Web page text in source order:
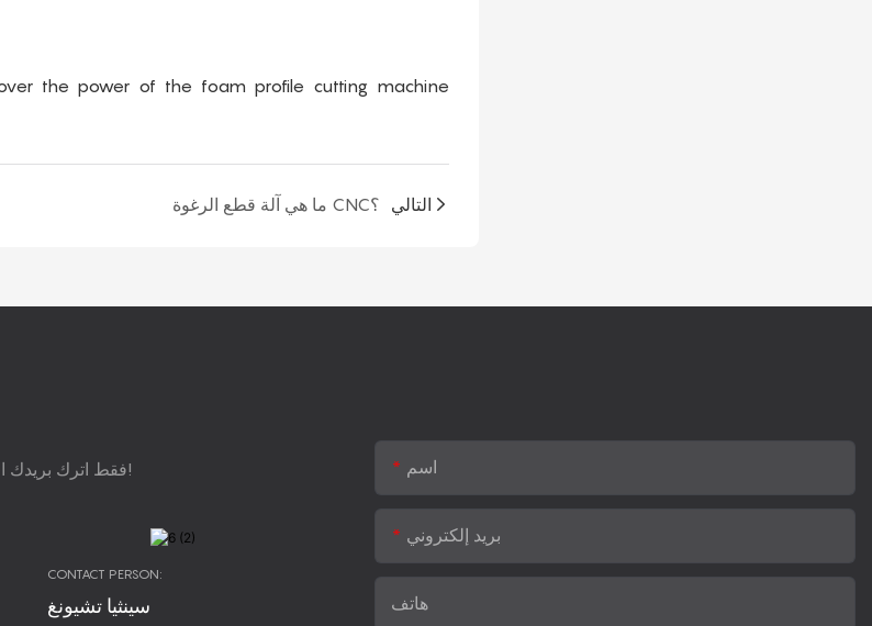
the power of the foam profile cutting machine
ما هي آلة قطع الرغوة CNC؟ التالي
فقط اترك بريدك الإلكتروني أو رقم هاتفك في نموذج الاتصال حتى نتمكن من إرسال اقتراح مجاني إليك!
CONTACT PERSON:
سينثيا تشيونغ
اسم
بريد إلكتروني
هاتف